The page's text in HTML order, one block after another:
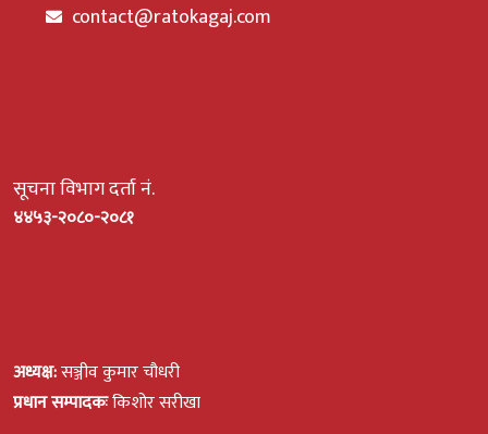
contact@ratokagaj.com
सूचना विभाग दर्ता नं.
४४५३-२०८०-२०८१
अध्यक्ष:सञ्जीव कुमार चौधरी
प्रधान सम्पादकःकिशोर सरीखा